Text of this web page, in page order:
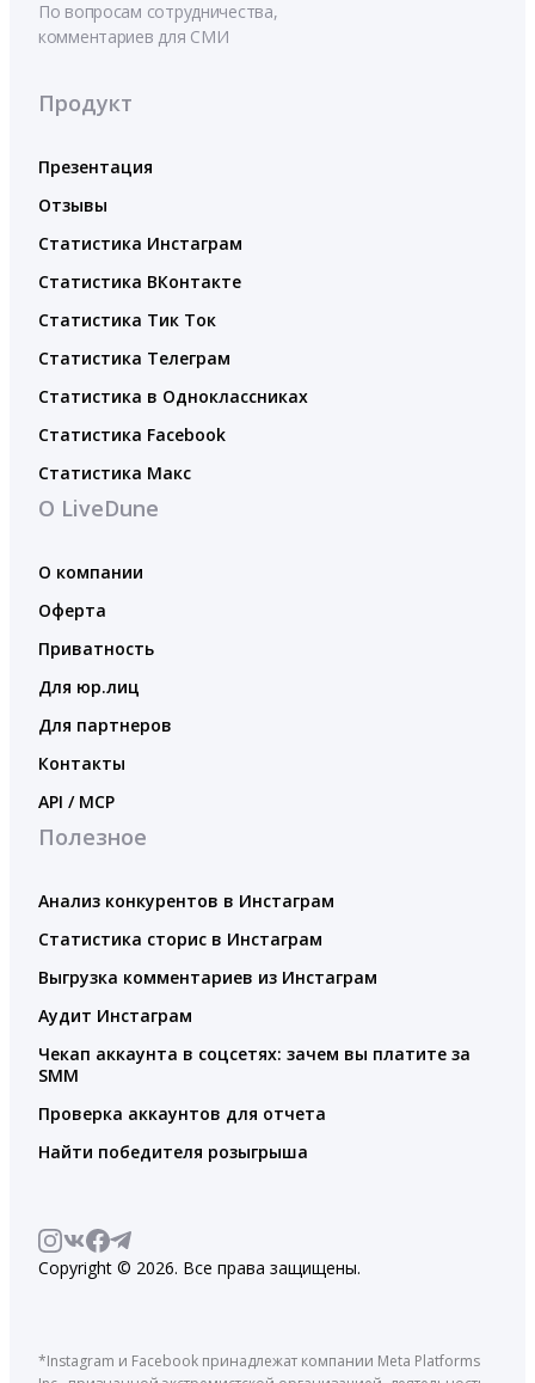
По вопросам сотрудничества,
комментариев для СМИ
Продукт
Презентация
Отзывы
Статистика Инстаграм
Статистика ВКонтакте
Статистика Тик Ток
Статистика Телеграм
Статистика в Одноклассниках
Статистика Facebook
Статистика Макс
О LiveDune
О компании
Оферта
Приватность
Для юр.лиц
Для партнеров
Контакты
API / MCP
Полезное
Анализ конкурентов в Инстаграм
Статистика сторис в Инстаграм
Выгрузка комментариев из Инстаграм
Аудит Инстаграм
Чекап аккаунта в соцсетях: зачем вы платите за
SMM
Проверка аккаунтов для отчета
Найти победителя розыгрыша
Copyright © 2026. Все права защищены.
*Instagram и Facebook принадлежат компании Meta Platforms